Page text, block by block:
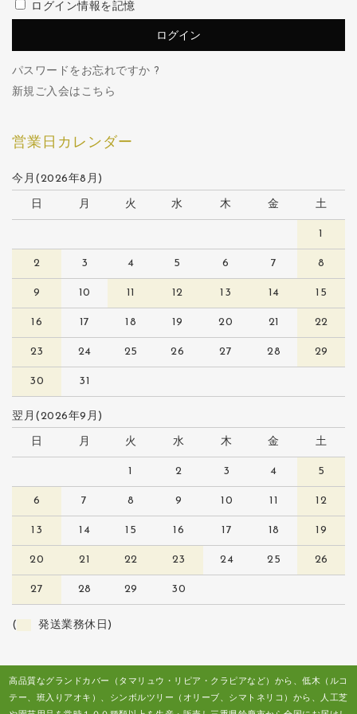
ログイン情報を記憶
パスワードをお忘れですか ?
新規ご入会はこちら
営業日カレンダー
今月(2026年8月)
日 月 火 水 木 金 土
1
2 3 4 5 6 7 8
9 10 11 12 13 14 15
16 17 18 19 20 21 22
23 24 25 26 27 28 29
30 31
翌月(2026年9月)
日 月 火 水 木 金 土
1 2 3 4 5
6 7 8 9 10 11 12
13 14 15 16 17 18 19
20 21 22 23 24 25 26
27 28 29 30
( 発送業務休日)
高品質なグランドカバー（タマリュウ・リピア・クラピアなど）から、低木（ルコ
テー、班入りアオキ）、シンボルツリー（オリーブ、シマトネリコ）から、人工芝